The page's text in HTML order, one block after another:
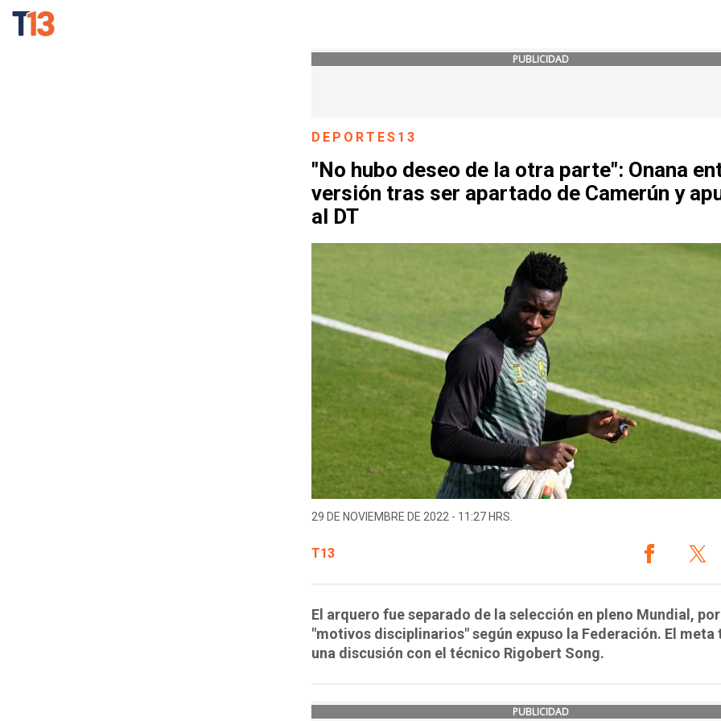
PUBLICIDAD
DEPORTES13
"No hubo deseo de la otra parte": Onana
versión tras ser apartado de Camerún y
al DT
29 DE NOVIEMBRE DE 2022 - 11:27 HRS.
T13
El arquero fue separado de la selección en pleno Mundial, por
"motivos disciplinarios" según expuso la Federación. El meta
una discusión con el técnico Rigobert Song.
PUBLICIDAD